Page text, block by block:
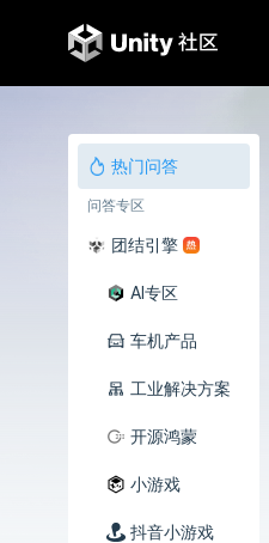
热门问答
问答专区
团结引擎
AI专区
车机产品
工业解决方案
开源鸿蒙
小游戏
抖音小游戏